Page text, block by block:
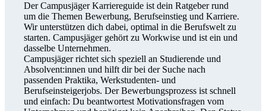
Der Campusjäger Karriereguide ist dein Ratgeber rund
um die Themen Bewerbung, Berufseinstieg und Karriere.
Wir unterstützen dich dabei, optimal in die Berufswelt zu
starten. Campusjäger gehört zu Workwise und ist ein und
dasselbe Unternehmen.
Campusjäger richtet sich speziell an Studierende und
Absolvent:innen und hilft dir bei der Suche nach
passenden Praktika, Werkstudenten- und
Berufseinsteigerjobs. Der Bewerbungsprozess ist schnell
und einfach: Du beantwortest Motivationsfragen vom